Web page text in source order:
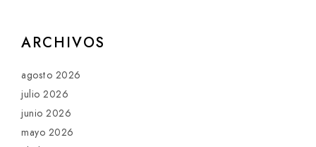
ARCHIVOS
agosto 2026
julio 2026
junio 2026
mayo 2026